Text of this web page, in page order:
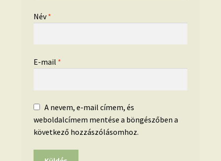
Név*
E-mail *
A nevem, e-mail címem, és
weboldalcímem mentése a böngészőben a
következő hozzászólásomhoz.